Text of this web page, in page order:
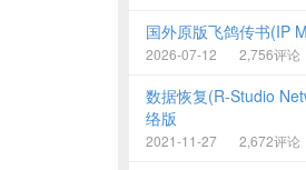
国外原版飞鸽传书(IP
2026-07-12 2,756评论
数据恢复(R-Studio
络版
2021-11-27 2,672评论